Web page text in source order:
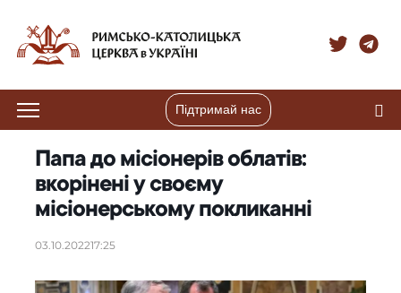
Підтримай нас
Папа до місіонерів облатів:
вкорінені у своєму
місіонерському покликанні
03.10.202217:25